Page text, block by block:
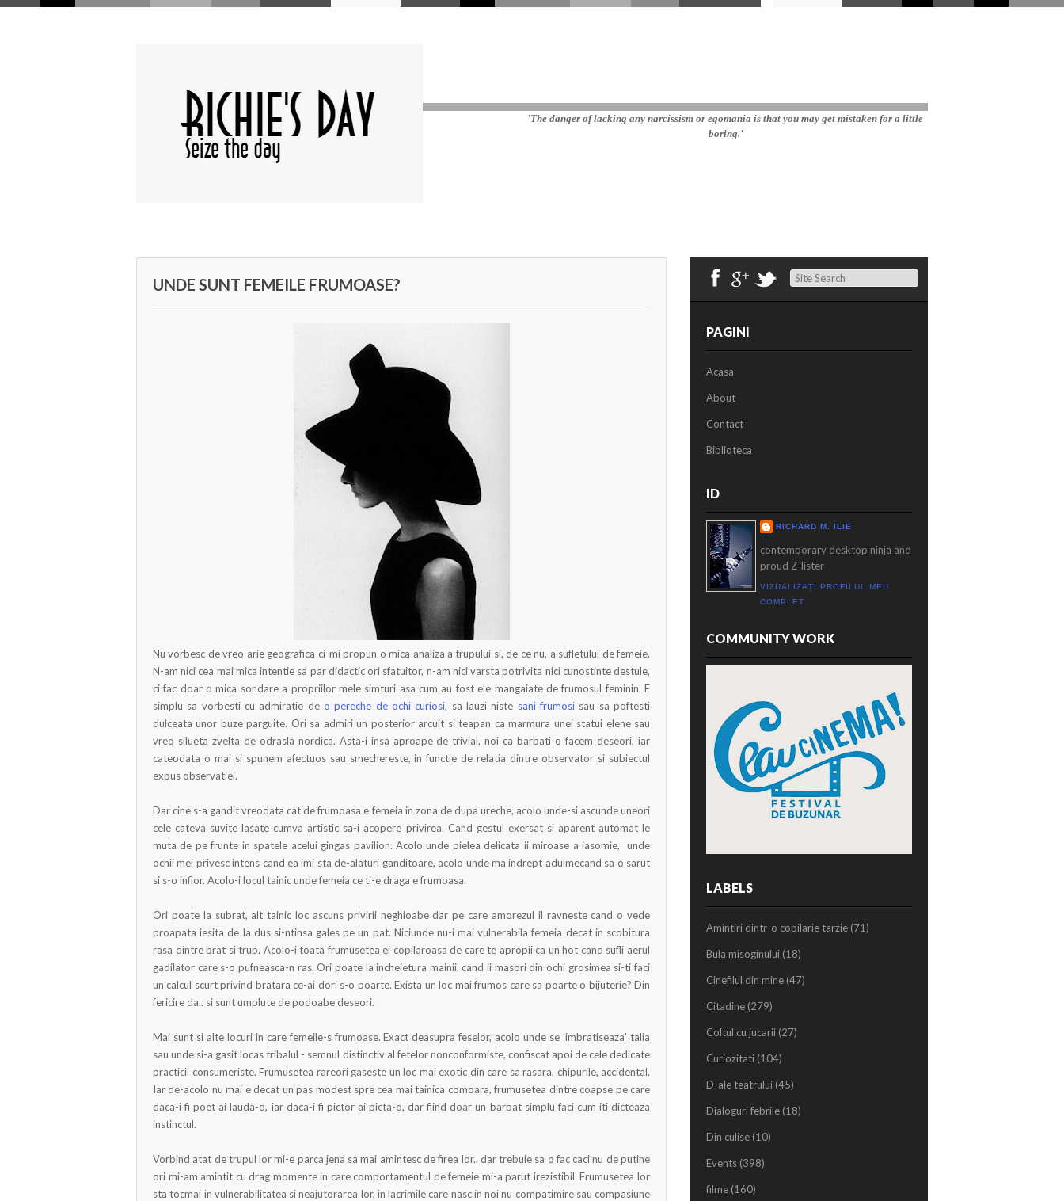
'The danger of lacking any narcissism or egomania is that you may get mistaken for a little
boring.'
UNDE SUNT FEMEILE FRUMOASE?
Nu vorbesc de vreo arie geografica ci-mi propun o mica analiza a trupului si, de ce nu, a sufletului de femeie.
N-am nici cea mai mica intentie sa par didactic ori sfatuitor, n-am nici varsta potrivita nici cunostinte destule,
ci fac doar o mica sondare a propriilor mele simturi asa cum au fost ele mangaiate de frumosul feminin. E
simplu sa vorbesti cu admiratie de o pereche de ochi curiosi, sa lauzi niste sani frumosi sau sa poftesti
dulceata unor buze parguite. Ori sa admiri un posterior arcuit si teapan ca marmura unei statui elene sau
vreo silueta zvelta de odrasla nordica. Asta-i insa aproape de trivial, noi ca barbati o facem deseori, iar
cateodata o mai si spunem afectuos sau smechereste, in functie de relatia dintre observator si subiectul
expus observatiei.
Dar cine s-a gandit vreodata cat de frumoasa e femeia in zona de dupa ureche, acolo unde-si ascunde uneori
cele cateva suvite lasate cumva artistic sa-i acopere privirea. Cand gestul exersat si aparent automat le
muta de pe frunte in spatele acelui gingas pavilion. Acolo unde pielea delicata ii miroase a iasomie, unde
ochii mei privesc intens cand ea imi sta de-alaturi ganditoare, acolo unde ma indrept adulmecand sa o sarut
si s-o infior. Acolo-i locul tainic unde femeia ce ti-e draga e frumoasa.
Ori poate la subrat, alt tainic loc ascuns privirii neghioabe dar pe care amorezul il ravneste cand o vede
proapata iesita de la dus si-ntinsa gales pe un pat. Niciunde nu-i mai vulnerabila femeia decat in scobitura
rasa dintre brat si trup. Acolo-i toata frumusetea ei copilaroasa de care te apropii ca un hot cand sufli aerul
gadilator care s-o pufneasca-n ras. Ori poate la incheietura mainii, cand ii masori din ochi grosimea si-ti faci
un calcul scurt privind bratara ce-ai dori s-o poarte. Exista un loc mai frumos care sa poarte o bijuterie? Din
fericire da.. si sunt umplute de podoabe deseori.
Mai sunt si alte locuri in care femeile-s frumoase. Exact deasupra feselor, acolo unde se 'imbratiseaza' talia
sau unde si-a gasit locas tribalul - semnul distinctiv al fetelor nonconformiste, confiscat apoi de cele dedicate
practicii consumeriste. Frumusetea rareori gaseste un loc mai exotic din care sa rasara, chipurile, accidental.
Iar de-acolo nu mai e decat un pas modest spre cea mai tainica comoara, frumusetea dintre coapse pe care
daca-i fi poet ai lauda-o, iar daca-i fi pictor ai picta-o, dar fiind doar un barbat simplu faci cum iti dicteaza
instinctul.
Vorbind atat de trupul lor mi-e parca jena sa mai amintesc de firea lor.. dar trebuie sa o fac caci nu de putine
ori mi-am amintit cu drag momente in care comportamentul de femeie mi-a parut irezistibil. Frumusetea lor
sta tocmai in vulnerabilitatea si neajutorarea lor, in lacrimile care nasc in noi nu compatimire sau compasiune
Search
PAGINI
Acasa
About
Contact
Biblioteca
ID
RICHARD M. ILIE
contemporary desktop ninja and
proud Z-lister
VIZUALIZAȚI PROFILUL MEU
COMPLET
COMMUNITY WORK
LABELS
Amintiri dintr-o copilarie tarzie (71)
Bula misoginului (18)
Cinefilul din mine (47)
Citadine (279)
Coltul cu jucarii (27)
Curiozitati (104)
D-ale teatrului (45)
Dialoguri febrile (18)
Din culise (10)
Events (398)
filme (160)